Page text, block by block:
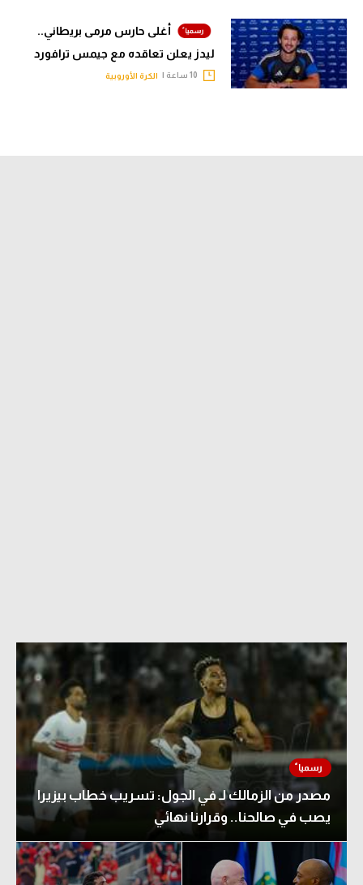
أغلى حارس مرمى بريطاني..
ليدز يعلن تعاقده مع جيمس ترافورد
الكرة الأوروبية
مصدر من الزمالك لـ في الجول: تسريب خطاب بيزيرا
يصب في صالحنا.. وقرارنا نهائي